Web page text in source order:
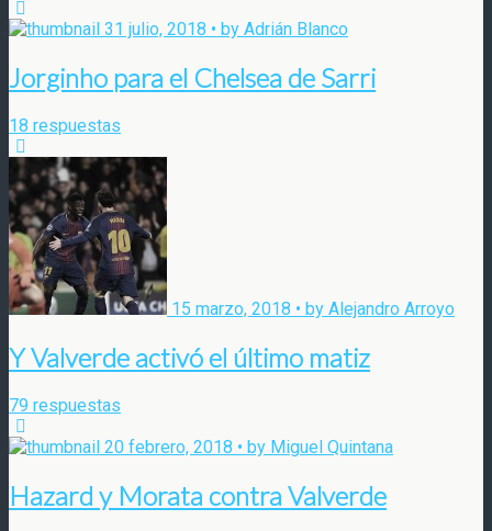
31 julio, 2018 • by Adrián Blanco
Jorginho para el Chelsea de Sarri
18 respuestas
15 marzo, 2018 • by Alejandro Arroyo
Y Valverde activó el último matiz
79 respuestas
20 febrero, 2018 • by Miguel Quintana
Hazard y Morata contra Valverde